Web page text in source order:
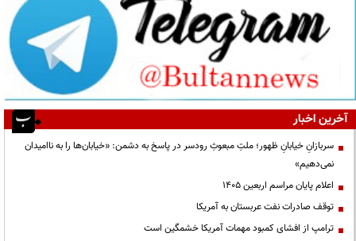
آخرین اخبار
سربازانِ خیابانِ ظهور؛ ملتِ مبعوثِ رودسر در پاسخ به دشمن: «خیابان‌ها را به ناامیدان
نمی‌دهیم»
اعلام پایان مراسم اربعین ۱۴۰۵
توقف صادرات نفت عربستان به آمریکا
ترامپ از افشای کمبود مهمات آمریکا خشمگین است